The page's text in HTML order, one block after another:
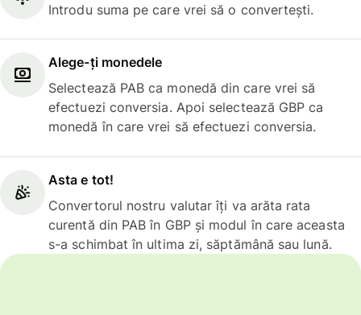
Introdu suma pe care vrei să o convertești.
Alege-ți monedele
Selectează PAB ca monedă din care vrei să
efectuezi conversia. Apoi selectează GBP ca
monedă în care vrei să efectuezi conversia.
Asta e tot!
Convertorul nostru valutar îți va arăta rata
curentă din PAB în GBP și modul în care aceasta
s-a schimbat în ultima zi, săptămână sau lună.